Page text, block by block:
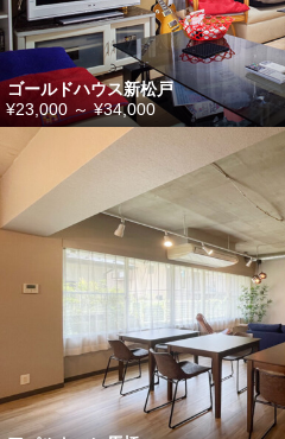
ゴールドハウス新松戸
¥23,000 ～¥34,000